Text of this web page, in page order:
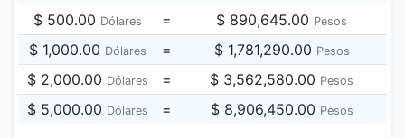
$ 500.00 Dólares = $ 890,645.00 Pesos
$ 1,000.00 Dólares = $ 1,781,290.00 Pesos
$ 2,000.00 Dólares = $ 3,562,580.00 Pesos
$ 5,000.00 Dólares = $ 8,906,450.00 Pesos